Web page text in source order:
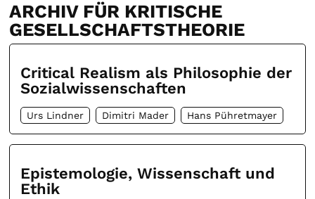
ARCHIV FÜR KRITISCHE
GESELLSCHAFTSTHEORIE
Critical Realism als Philosophie der
Sozialwissenschaften
Urs Lindner Dimitri Mader Hans Pühretmayer
Epistemologie, Wissenschaft und
Ethik